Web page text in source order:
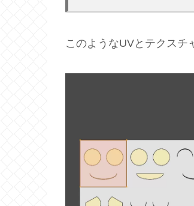
このようなUVとテクスチ